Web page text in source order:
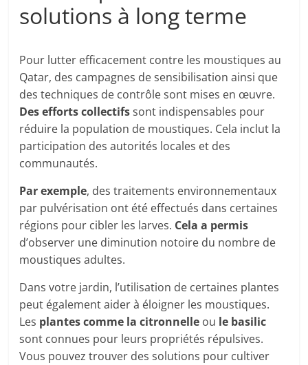
solutions à long terme
Pour lutter efficacement contre les moustiques au
Qatar, des campagnes de sensibilisation ainsi que
des techniques de contrôle sont mises en œuvre.
Des efforts collectifssont indispensables pour
réduire la population de moustiques. Cela inclut la
participation des autorités locales et des
communautés.
Par exemple, des traitements environnementaux
par pulvérisation ont été effectués dans certaines
régions pour cibler les larves. Cela a permis
d’observer une diminution notoire du nombre de
moustiques adultes.
Dans votre jardin, l’utilisation de certaines plantes
peut également aider à éloigner les moustiques.
Les plantes comme la citronnelle ou le basilic
sont connues pour leurs propriétés répulsives.
Vous pouvez trouver des solutions pour cultiver